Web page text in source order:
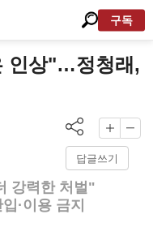
구독
인상"…정청래,
답글쓰기
강력한 처벌"
·이용 금지